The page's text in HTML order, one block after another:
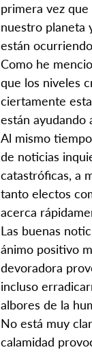
primera vez
nuestro planeta
están
Como he
que los niveles
ciertamente
están ayudando
Al mismo
de noticias
catastróficas, a
tanto electos
acerca
Las buenas
ánimo positivo
devoradora
incluso
albores de la
No está muy
calamidad